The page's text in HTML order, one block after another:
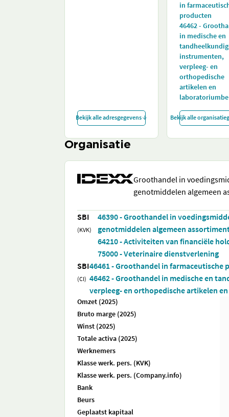
Bekijk alle adresgegevens
in
producten
46462 -
in medische en
instrumenten,
verpleeg- en
orthopedische
artikelen en
Bekijk alle
Organisatie
Groothandel in
genotmiddelen algemeen
SBI
(KVK)
46390 - Groothandel in
genotmiddelen algemeen
64210 - Activiteiten van financiële
75000 - Veterinaire dienstverlening
SBI
(CI)
46461 - Groothandel in farmaceutische
46462 - Groothandel in medische en
verpleeg- en orthopedische artikelen
Omzet (2025)
Bruto marge (2025)
Winst (2025)
Totale activa (2025)
Werknemers
Klasse werk. pers. (KVK)
Klasse werk. pers. (Company.info)
Bank
Beurs
Geplaatst kapitaal